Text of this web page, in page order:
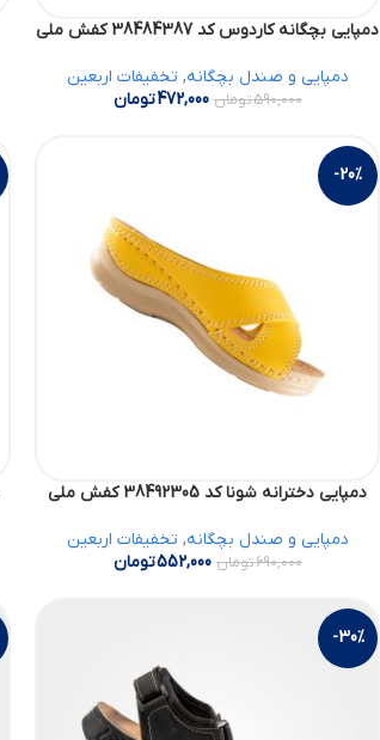
دمپایی بچگانه کاردوس کد 38484387 کفش ملی
دمپایی و صندل بچگانه, تخفیفات اربعین
590,000تومان 472,000تومان
-20%
دمپایی دخترانه شونا کد 38492305 کفش ملی
دمپایی و صندل بچگانه, تخفیفات اربعین
690,000تومان 552,000تومان
-30%